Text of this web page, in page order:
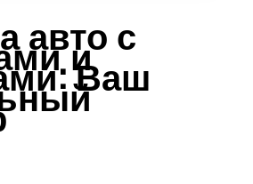
авто с
иВаш